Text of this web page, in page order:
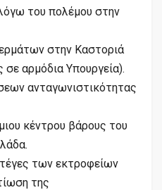
του πολέμου στην
στην Καστοριά
αρμόδια Υπουργεία).
ανταγωνιστικότητας
κέντρου βάρους του
των εκτροφείων
της